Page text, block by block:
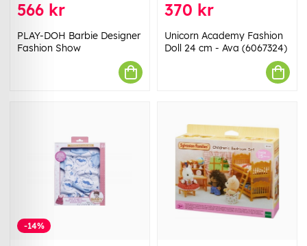
566 kr
PLAY-DOH Barbie Designer
Fashion Show
370 kr
Unicorn Academy Fashion
Doll 24 cm - Ava (6067324)
-14%